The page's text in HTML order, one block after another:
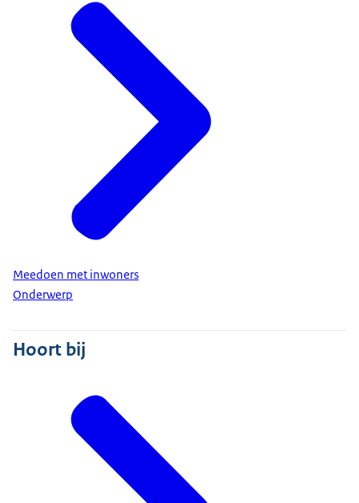
Meedoen met inwoners
Onderwerp
Hoort bij